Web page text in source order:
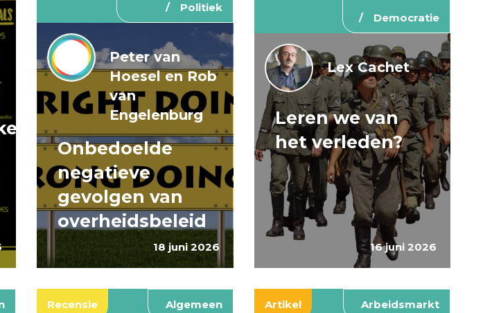
Politiek
18 juni 2026
Peter van
Hoesel en Rob
van
Engelenburg
Onbedoelde
negatieve
gevolgen van
overheidsbeleid
Democratie
16 juni 2026
Lex Cachet
Leren we van
het verleden?
Recensie Algemeen Artikel Arbeidsmarkt